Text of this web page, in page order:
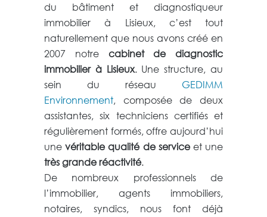
du bâtiment et diagnostiqueur
immobilier à Lisieux, c’est tout
naturellement que nous avons créé en
2007 notre cabinet de diagnostic
immobilier à Lisieux. Une structure, au
sein du réseau GEDIMM
Environnement, composée de deux
assistantes, six techniciens certifiés et
régulièrement formés, offre aujourd’hui
unevéritable qualité de serviceet une
très grande réactivité.
De nombreux professionnels de
l’immobilier, agents immobiliers,
notaires, syndics, nous font déjà